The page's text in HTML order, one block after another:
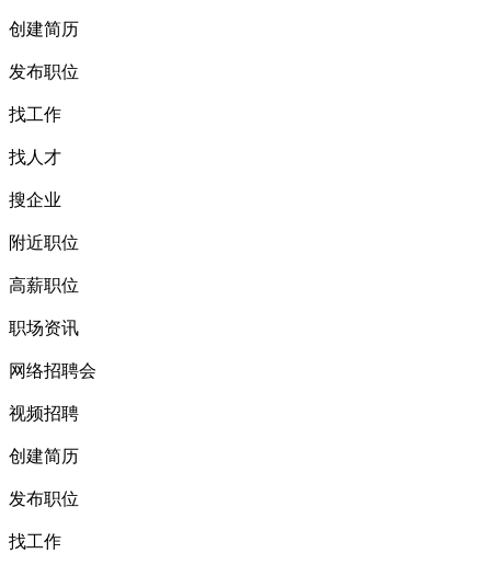
创建简历
发布职位
找工作
找人才
搜企业
附近职位
高薪职位
职场资讯
网络招聘会
视频招聘
创建简历
发布职位
找工作